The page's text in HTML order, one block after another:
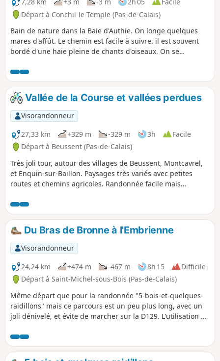
Départ à Conchil-le-Temple (Pas-de-Calais)
Bain de nature dans la Baie d'Authie. On longe quelques
mares d'affût. Le chemin est facile à suivre. il est souvent
bordé d'une haie pleine de chants d'oiseaux. On se
Vallée de la Course et vallées perdues
Visorandonneur
27,33 km
+329 m -329 m 3h
Facile
Départ à Beussent (Pas-de-Calais)
Très joli tour, autour des villages de Beussent, Montcavrel,
et Enquin-sur-Baillon. Paysages très variés avec petites
routes et chemins agricoles. Randonnée facile mais
la vallée de la Course, avec ses cressonnières encore en
activité. Halte pique-nique agréable à Enquin sur Baillon
(table ombragée) ou Beussent, près de la rivière. Le départ
se fait d'Enquinehaut car la descente sur la Course est
splendide. Vous verrez de jolies vallées perdues.
Du Bras de Bronne à l'Embrienne
Visorandonneur
24,24 km
+474 m -467 m 8h 15
Difficile
Départ à Saint-Michel-sous-Bois (Pas-de-Calais)
Même départ que pour la randonnée "5-bois-et-quelques-
raidillons" mais ce parcours est un peu plus long, avec un
joli dénivelé, et évite de marcher sur la D129. L'utilisation de
GR® est des plus discret (à se demander si ce mythique
GR® existe toujours ?).